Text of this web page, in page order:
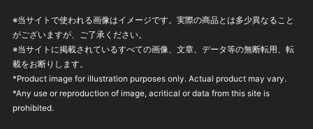
※当サイトで使われる画像はイメージです。実際の商品とは多少異なること
がございますが、ご了承ください。
※当サイトに掲載されているすべての画像、文章、データ等の無断転用、転
載をお断りします。
*Product image for illustration purposes only. Actual product may vary.
*Any use or reproduction of image, acritical or data from this site is
prohibited.